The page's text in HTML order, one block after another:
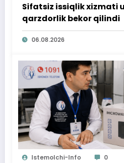
Sifatsiz issiqlik xizmati
qarzdorlik bekor qilindi
06.08.2026
Istemolchi-Info 0